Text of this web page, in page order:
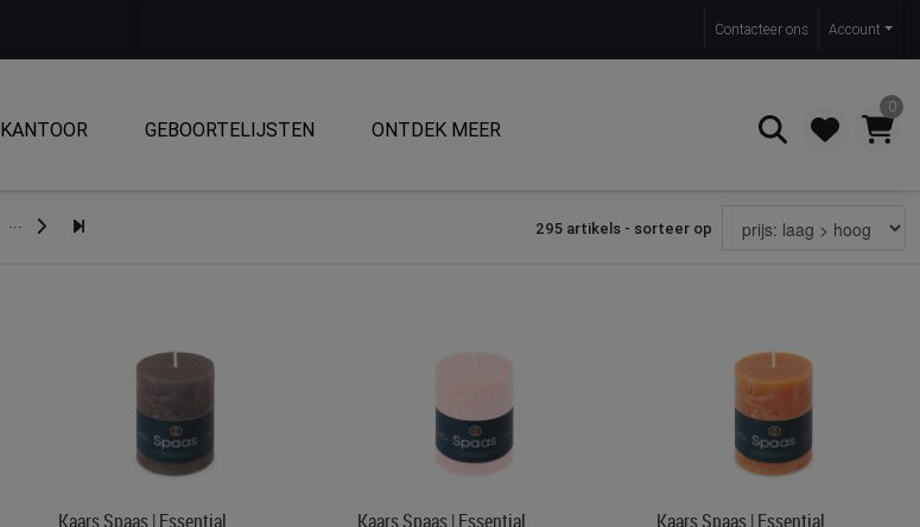
Contacteer ons Account
KANTOOR GEBOORTELIJSTEN ONTDEK MEER
0
Zoeken
... 295 artikels - sorteer op
Kaars Spaas | Essential Kaars Spaas | Essential Kaars Spaas | Essential